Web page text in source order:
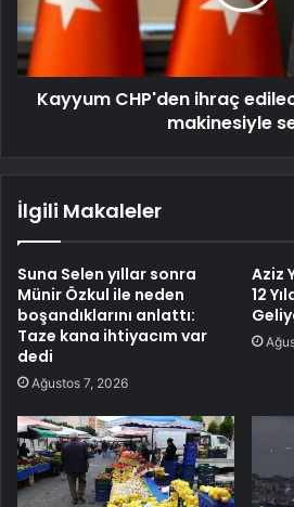
Kayyum CHP'den ihraç
makinesiyle
İlgili Makaleler
Suna Selen yıllar sonra
Münir Özkul ile neden
boşandıklarını anlattı:
Taze kana ihtiyacım var
dedi
Ağustos 7, 2026
Aziz
12